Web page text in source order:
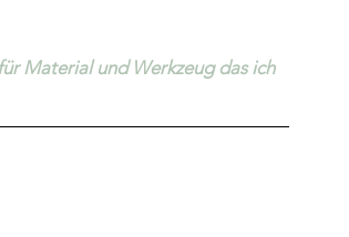
Material und Werkzeug das ich